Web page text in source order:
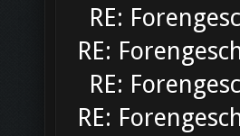
RE:
RE:
RE:
RE: